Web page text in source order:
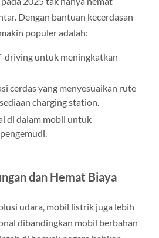
Dengan bantuan kecerdasan
populer adalah:
driving untuk meningkatkan
cerdas yang menyesuaikan rute
charging station.
di dalam mobil untuk
dan Hemat Biaya
udara, mobil listrik juga lebih
dibandingkan mobil berbahan